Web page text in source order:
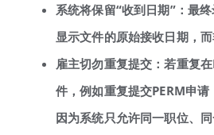
系统将保留“收到日期”：最终
显示文件的原始接收日期，而
雇主切勿重复提交：若重复在
件，例如重复提交PERM申请
因为系统只允许同一职位、